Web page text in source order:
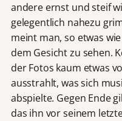
andere ernst und steif
gelegentlich nahezu
meint man, so etwas
dem Gesicht zu sehen.
der Fotos kaum etwas
ausstrahlt, was sich
abspielte. Gegen Ende
das ihn vor seinem